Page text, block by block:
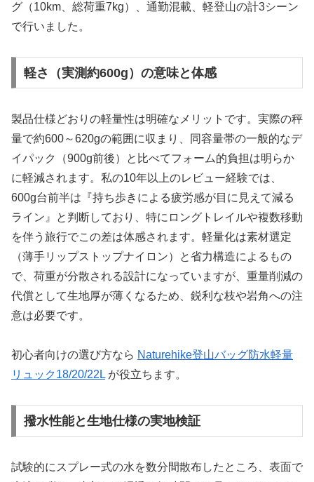
グ（10km、総荷重7kg）、通勤混載、軽登山の計3シーン
で行いました。
軽さ（実測約600g）の意味と体感
製品仕様どおりの軽量性は明確なメリットです。実際の秤
量で約600～620gの範囲に収まり、同容量帯の一般的なデ
イパック（900g前後）と比べてフォーム的負担は明らか
に軽減されます。私の10年以上のレビュー経験では、
600g台前半は『持ち歩きによる疲労感が目に見えて減る
ライン』と判断しており、特にロングトレイルや複数移動
を伴う旅行でこの差は体感されます。軽量化は素材選定
（薄手リップストップナイロン）と省力構造によるもの
で、荷重が分散される設計になっていますが、重量削減の
代償として生地厚が薄くなるため、鋭利な枝や岩角への注
意は必要です。
初心者向けの選び方なら Naturehike登山バッグ防水軽量
リュック18/20/22L が役立ちます。
撥水性能と生地仕様の実地検証
試験的にスプレー式の水を数分間散布したところ、表面で